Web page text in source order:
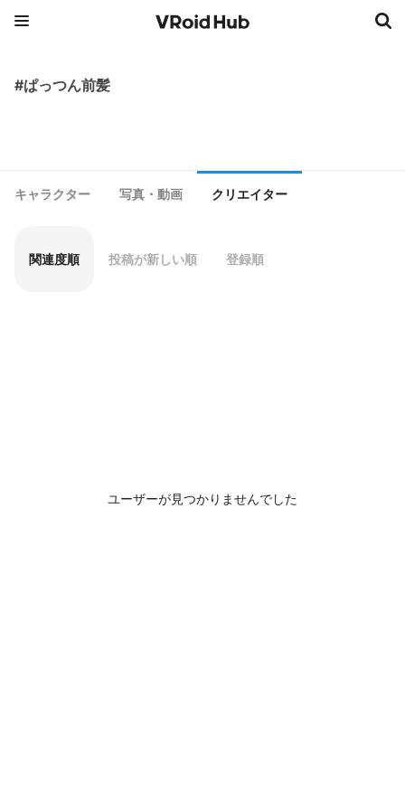
#ぱっつん前髪
キャラクター 写真・動画 クリエイター
関連度順 投稿が新しい順 登録順
ユーザーが見つかりませんでした